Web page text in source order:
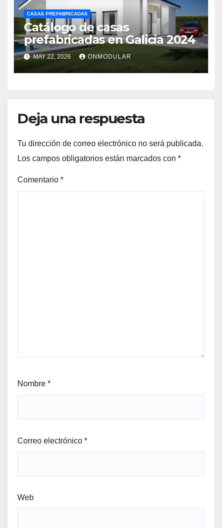
CASAS PREFABRICADAS
Catálogo de casas
prefabricadas en Galicia 2024
MAY 22, 2026 ONMODULAR
Deja una respuesta
Tu dirección de correo electrónico no será publicada.
Los campos obligatorios están marcados con *
Comentario *
Nombre *
Correo electrónico *
Web